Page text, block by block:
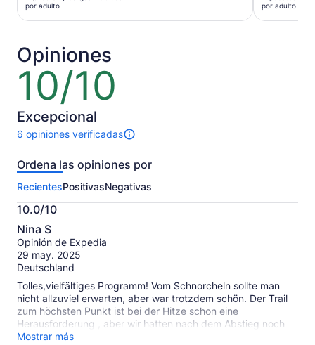
es
de
por
adulto
por adulto
es
de
por adulto
Opiniones
10/10
10
10
Excepcional
6 opiniones verificadas
Hay
opiniones
esta
actividad.
Más
información
sobre
nuestras
opiniones
Ordena las opiniones por
RecientesPositivasNegativas
10.0/10
10.0
de
10
Nina S
Opinión de Expedia
29 may. 2025
Deutschland
Tolles,vielfältiges Programm! Vom Schnorcheln sollte man
nicht allzuviel erwarten, aber war trotzdem schön. Der Trail
zum höchsten Punkt ist bei der Hitze schon eine
Herausforderung , aber wir hatten nach dem Abstieg noch
Zeit für einen Sprung ins Meer und kalte Dusche. War ein
Mostrar más